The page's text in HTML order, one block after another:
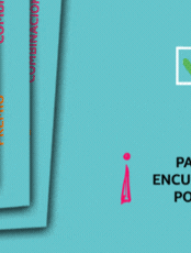
SPRING 2.0